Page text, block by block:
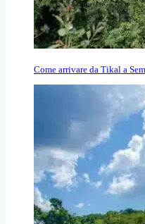
Come arrivare da Tikal a